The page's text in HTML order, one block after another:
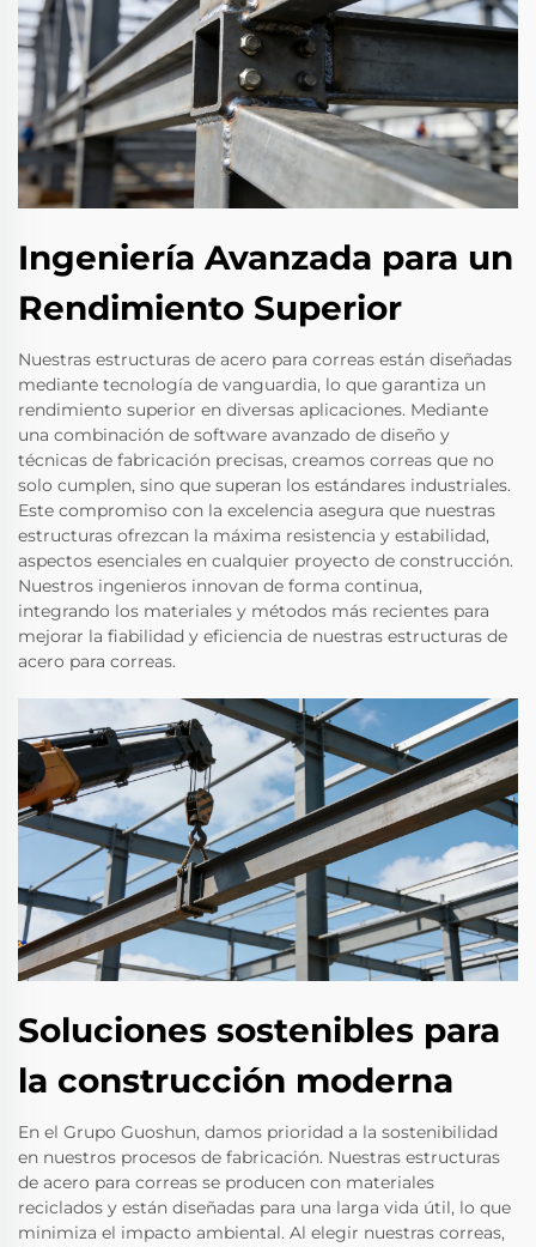
Ingeniería Avanzada para un
Rendimiento Superior
Nuestras estructuras de acero para correas están diseñadas
mediante tecnología de vanguardia, lo que garantiza un
rendimiento superior en diversas aplicaciones. Mediante
una combinación de software avanzado de diseño y
técnicas de fabricación precisas, creamos correas que no
solo cumplen, sino que superan los estándares industriales.
Este compromiso con la excelencia asegura que nuestras
estructuras ofrezcan la máxima resistencia y estabilidad,
aspectos esenciales en cualquier proyecto de construcción.
Nuestros ingenieros innovan de forma continua,
integrando los materiales y métodos más recientes para
mejorar la fiabilidad y eficiencia de nuestras estructuras de
acero para correas.
Soluciones sostenibles para
la construcción moderna
En el Grupo Guoshun, damos prioridad a la sostenibilidad
en nuestros procesos de fabricación. Nuestras estructuras
de acero para correas se producen con materiales
reciclados y están diseñadas para una larga vida útil, lo que
minimiza el impacto ambiental. Al elegir nuestras correas,